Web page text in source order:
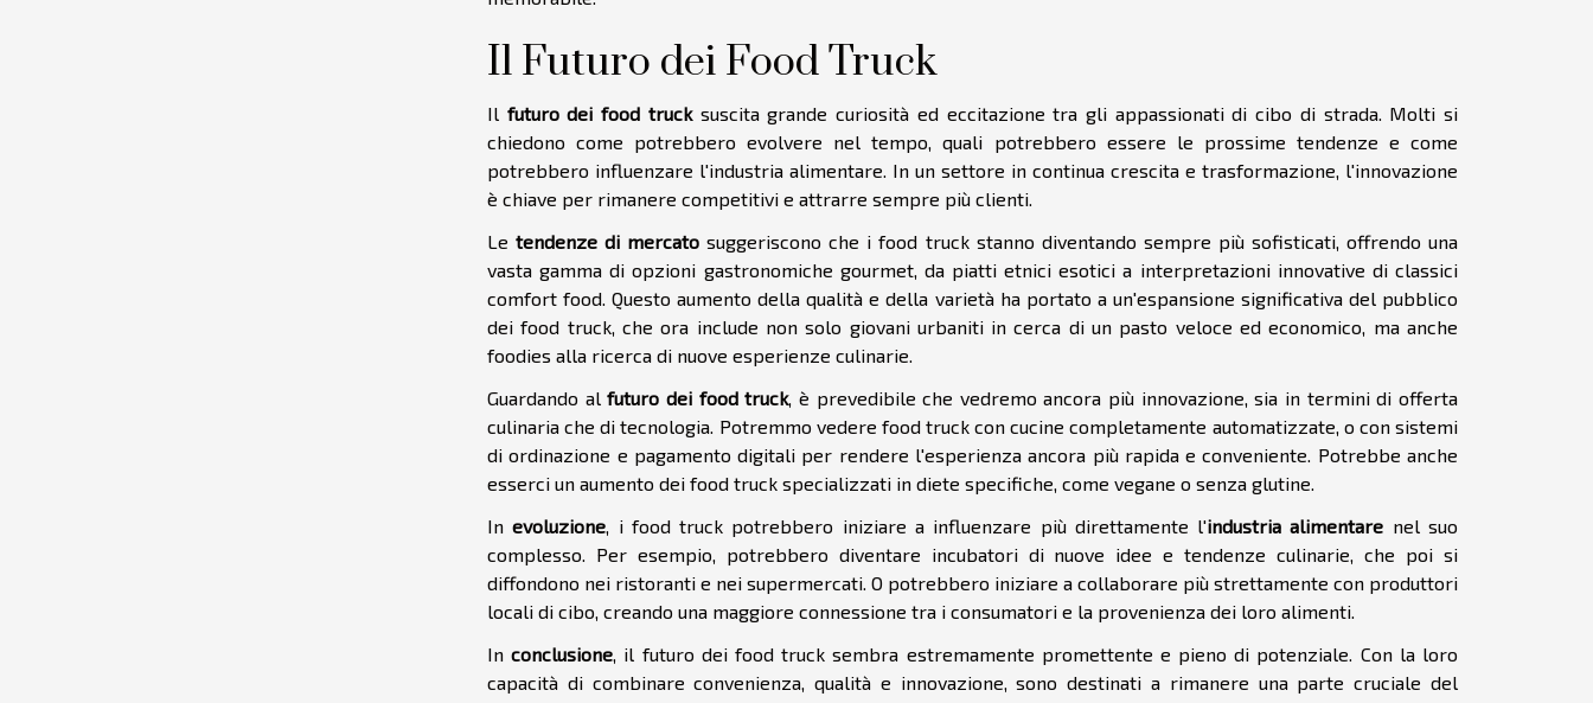
Il Futuro dei Food Truck
Il futuro dei food trucksuscita grande curiosità ed eccitazione tra gli appassionati di cibo di strada. Molti si
chiedono come potrebbero evolvere nel tempo, quali potrebbero essere le prossime tendenze e come
potrebbero influenzare l'industria alimentare. In un settore in continua crescita e trasformazione, l'innovazione
è chiave per rimanere competitivi e attrarre sempre più clienti.
Letendenze di mercato suggeriscono che i food truck stanno diventando sempre più sofisticati, offrendo una
vasta gamma di opzioni gastronomiche gourmet, da piatti etnici esotici a interpretazioni innovative di classici
comfort food. Questo aumento della qualità e della varietà ha portato a un'espansione significativa del pubblico
dei food truck, che ora include non solo giovani urbaniti in cerca di un pasto veloce ed economico, ma anche
foodies alla ricerca di nuove esperienze culinarie.
Guardando alfuturo dei food truck, è prevedibile che vedremo ancora più innovazione, sia in termini di offerta
culinaria che di tecnologia. Potremmo vedere food truck con cucine completamente automatizzate, o con sistemi
di ordinazione e pagamento digitali per rendere l'esperienza ancora più rapida e conveniente. Potrebbe anche
esserci un aumento dei food truck specializzati in diete specifiche, come vegane o senza glutine.
Inevoluzione, i food truck potrebbero iniziare a influenzare più direttamente l'industria alimentare nel suo
complesso. Per esempio, potrebbero diventare incubatori di nuove idee e tendenze culinarie, che poi si
diffondono nei ristoranti e nei supermercati. O potrebbero iniziare a collaborare più strettamente con produttori
locali di cibo, creando una maggiore connessione tra i consumatori e la provenienza dei loro alimenti.
Inconclusione, il futuro dei food truck sembra estremamente promettente e pieno di potenziale. Con la loro
capacità di combinare convenienza, qualità e innovazione, sono destinati a rimanere una parte cruciale del